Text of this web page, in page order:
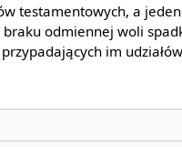
testamentowych, a
braku odmiennej woli
im